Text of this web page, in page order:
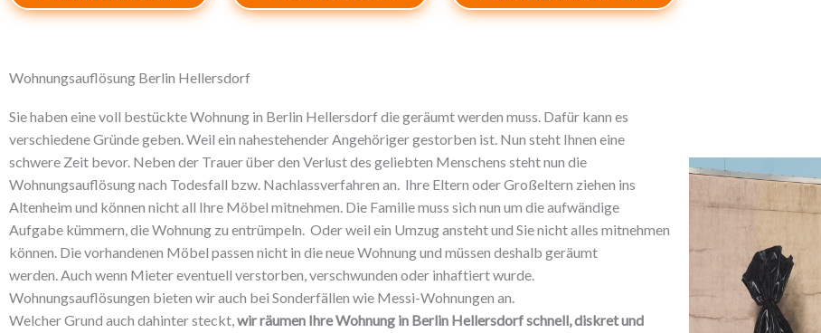
Wohnungsauflösung Berlin Hellersdorf
Sie haben eine voll bestückte Wohnung in Berlin Hellersdorf die geräumt werden muss. Dafür kann es
verschiedene Gründe geben.Weil ein nahestehender Angehöriger gestorben ist. Nun steht Ihnen eine
schwere Zeit bevor. Neben der Trauer über den Verlust des geliebten Menschens steht nun die
Wohnungsauflösung nach Todesfall bzw. Nachlassverfahren an. Ihre Eltern oder Großeltern ziehen ins
Altenheim und können nicht all Ihre Möbel mitnehmen. Die Familie muss sich nun um die aufwändige
Aufgabe kümmern, die Wohnung zu entrümpeln. Oder weil ein Umzug ansteht und Sie nicht alles mitnehmen
können. Die vorhandenen Möbel passen nicht in die neue Wohnung und müssen deshalb geräumt
werden.Auch wenn Mieter eventuell verstorben, verschwunden oder inhaftiert wurde.
Wohnungsauflösungen bieten wir auch bei Sonderfällen wie Messi-Wohnungen an.
Welcher Grund auch dahinter steckt,wir räumen Ihre Wohnung in Berlin Hellersdorfschnell, diskret und